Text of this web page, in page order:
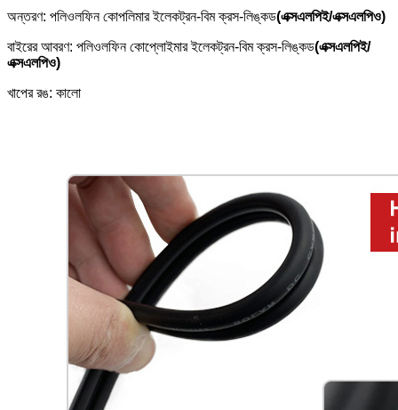
অন্তরণ: পলিওলফিন কোপলিমার ইলেকট্রন-বিম ক্রস-লিঙ্কড(এক্সএলপিই/এক্সএলপিও)
বাইরের আবরণ: পলিওলফিন কোপ্লোইমার ইলেকট্রন-বিম ক্রস-লিঙ্কড(এক্সএলপিই/
এক্সএলপিও)
খাপের রঙ: কালো